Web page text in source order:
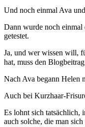
Und noch einmal Ava
Dann wurde noch einmal
getestet.
Ja, und wer wissen will,
hat, muss den
Nach Ava begann Helen
Auch bei Kurzhaar-
Es lohnt sich tatsächlich,
auch solche, die man